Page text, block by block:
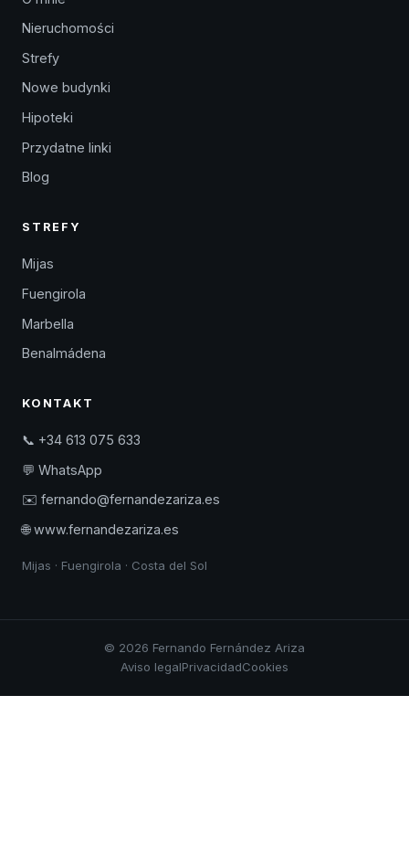
Nieruchomości
Strefy
Nowe budynki
Hipoteki
Przydatne linki
Blog
STREFY
Mijas
Fuengirola
Marbella
Benalmádena
KONTAKT
📞 +34 613 075 633
💬 WhatsApp
✉️ fernando@fernandezariza.es
🌐 www.fernandezariza.es
Mijas · Fuengirola · Costa del Sol
© 2026 Fernando Fernández Ariza
Aviso legalPrivacidadCookies